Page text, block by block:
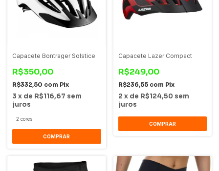
Capacete Bontrager Solstice
R$350,00
R$332,50 com Pix
3 x de R$116,67 sem
juros
2 cores
COMPRAR
Capacete Lazer Compact
R$249,00
R$236,55 com Pix
2 x de R$124,50 sem
juros
COMPRAR